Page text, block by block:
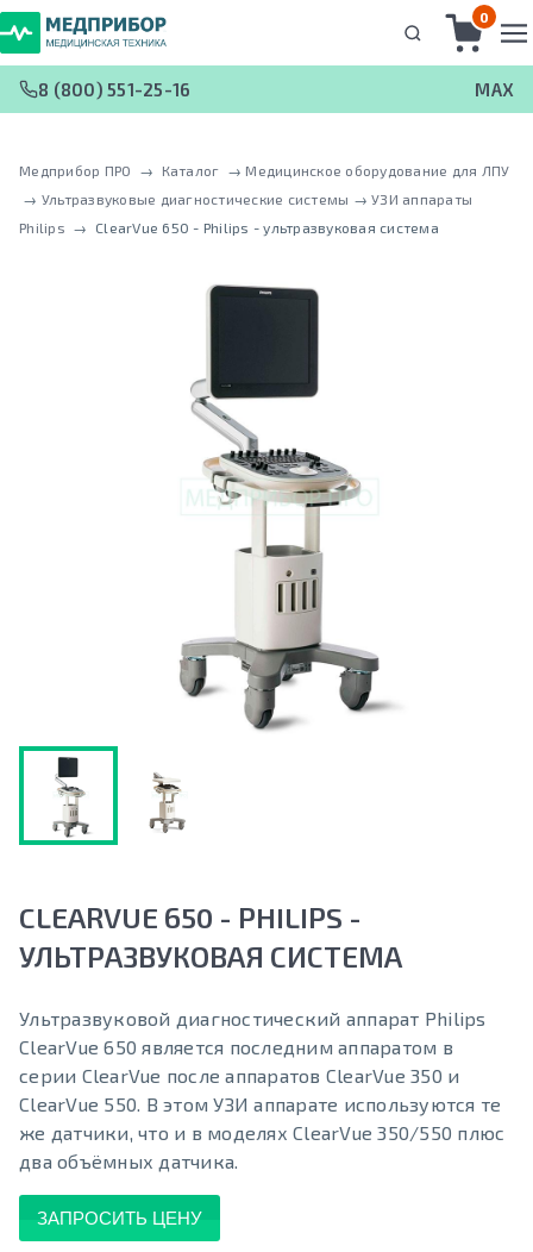
0
8 (800) 551-25-16 MAX
Медприбор ПРО → Каталог → Медицинское оборудование для ЛПУ
→ Ультразвуковые диагностические системы → УЗИ аппараты
Philips → ClearVue 650 - Philips - ультразвуковая система
CLEARVUE 650 - PHILIPS -
УЛЬТРАЗВУКОВАЯ СИСТЕМА
Ультразвуковой диагностический аппарат Philips
ClearVue 650 является последним аппаратом в
серии ClearVue после аппаратов ClearVue 350 и
ClearVue 550. В этом УЗИ аппарате используются те
же датчики, что и в моделях ClearVue 350/550 плюс
два объёмных датчика.
ЗАПРОСИТЬ ЦЕНУ